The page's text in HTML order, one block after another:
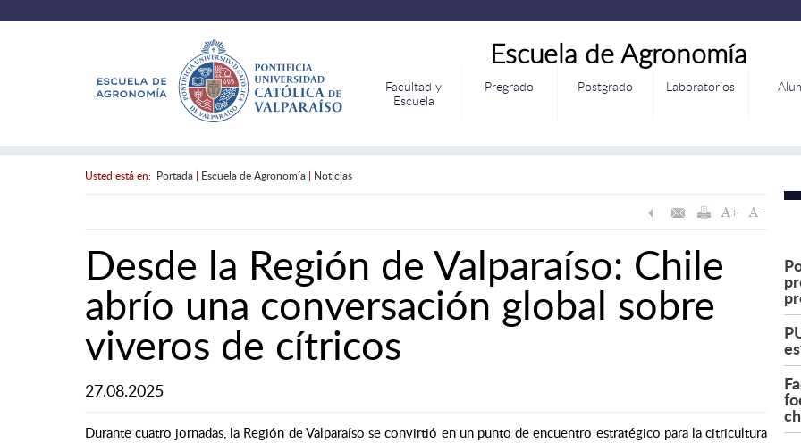
Escuela de Agronomía
Facultad y
Escuela
Pregrado Postgrado Laboratorios
Usted está en: Portada| Escuela de Agronomía| Noticias
Desde la Región de Valparaíso: Chile
abrío una conversación global sobre
viveros de cítricos
27.08.2025
Durante cuatro jornadas, la Región de Valparaíso se convirtió en un punto de encuentro estratégico para la citricultura